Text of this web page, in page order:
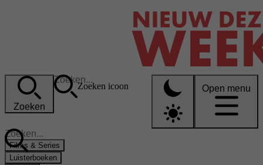
Zoeken
Zoeken icoon Open menu
Films & Series
Luisterboeken